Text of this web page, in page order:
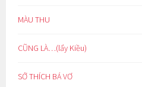
MÀU THU
CŨNG LÀ…(lẩy Kiều)
SỞ THÍCH BÁ VƠ